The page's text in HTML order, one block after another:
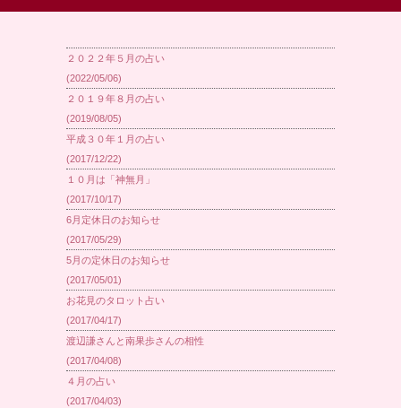
２０２２年５月の占い
(2022/05/06)
２０１９年８月の占い
(2019/08/05)
平成３０年１月の占い
(2017/12/22)
１０月は「神無月」
(2017/10/17)
6月定休日のお知らせ
(2017/05/29)
5月の定休日のお知らせ
(2017/05/01)
お花見のタロット占い
(2017/04/17)
渡辺謙さんと南果歩さんの相性
(2017/04/08)
４月の占い
(2017/04/03)